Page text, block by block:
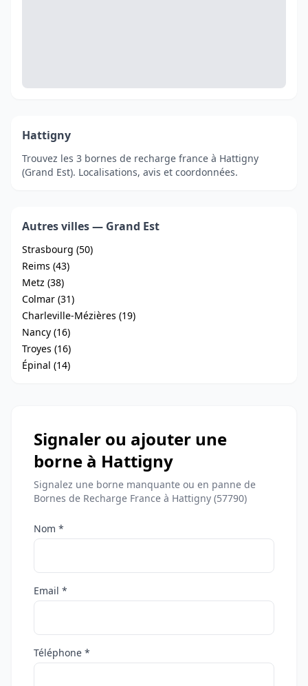
Hattigny
Trouvez les 3 bornes de recharge france à Hattigny
(Grand Est). Localisations, avis et coordonnées.
Autres villes — Grand Est
Strasbourg (50)
Reims (43)
Metz (38)
Colmar (31)
Charleville-Mézières (19)
Nancy (16)
Troyes (16)
Épinal (14)
Signaler ou ajouter une
borne à Hattigny
Signalez une borne manquante ou en panne de
Bornes de Recharge France à Hattigny (57790)
Nom *
Email *
Téléphone *